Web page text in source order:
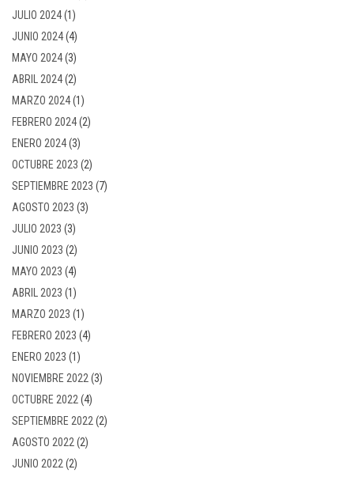
JULIO 2024(1)
JUNIO 2024(4)
MAYO 2024(3)
ABRIL 2024(2)
MARZO 2024(1)
FEBRERO 2024(2)
ENERO 2024(3)
OCTUBRE 2023 (2)
SEPTIEMBRE 2023 (7)
AGOSTO 2023 (3)
JULIO 2023 (3)
JUNIO 2023 (2)
MAYO 2023 (4)
ABRIL 2023 (1)
MARZO 2023 (1)
FEBRERO 2023 (4)
ENERO 2023 (1)
NOVIEMBRE 2022 (3)
OCTUBRE 2022 (4)
SEPTIEMBRE 2022 (2)
AGOSTO 2022 (2)
JUNIO 2022 (2)